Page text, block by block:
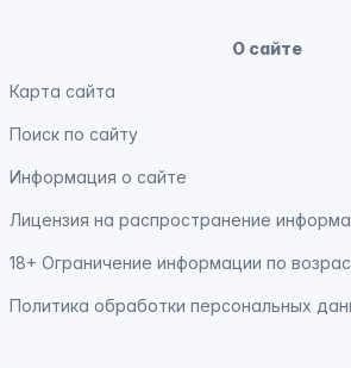
О сайте
Карта сайта
Поиск по сайту
Информация о сайте
Лицензия на распространение
18+ Ограничение информации по
Политика обработки персональных